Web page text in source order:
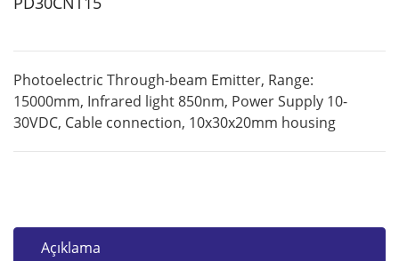
Photoelectric Through-beam Emitter, Range:
15000mm, Infrared light 850nm, Power Supply 10-
30VDC, Cable connection, 10x30x20mm housing
Açıklama